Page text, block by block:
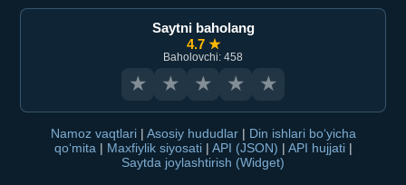
Saytni baholang
4.7 ★
Baholovchi: 458
★ ★ ★ ★ ★
Namoz vaqtlari | Asosiy hududlar | Din ishlari bo‘yicha
qo‘mita | Maxfiylik siyosati | API (JSON) | API hujjati |
Saytda joylashtirish (Widget)